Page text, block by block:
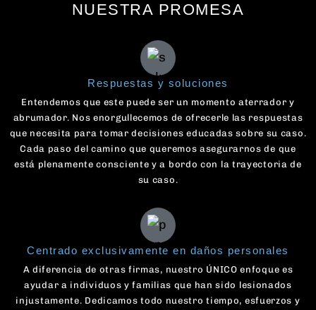
NUESTRA PROMESA
Respuestas y soluciones
Entendemos que este puede ser un momento aterrador y
abrumador. Nos enorgullecemos de ofrecerle las respuestas
que necesita para tomar decisiones educadas sobre su caso.
Cada paso del camino que queremos asegurarnos de que
está plenamente consciente y a bordo con la trayectoria de
su caso.
Centrado exclusivamente en daños personales
A diferencia de otras firmas, nuestro ÚNICO enfoque es
ayudar a individuos y familias que han sido lesionados
injustamente. Dedicamos todo nuestro tiempo, esfuerzos y